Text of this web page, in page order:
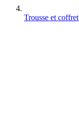
Trousse et coffret